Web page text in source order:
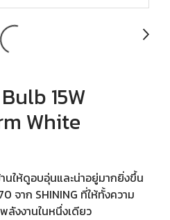
15W
White
นให้ดูอบอุ่นและน่าอยู่มากยิ่งขึ้น
จาก SHINING ที่ให้ทั้งความ
ลังงานในหนึ่งเดียว